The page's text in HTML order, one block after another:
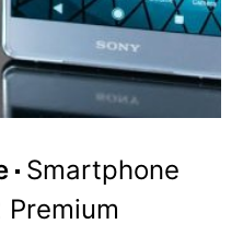
Smartphone
Premium